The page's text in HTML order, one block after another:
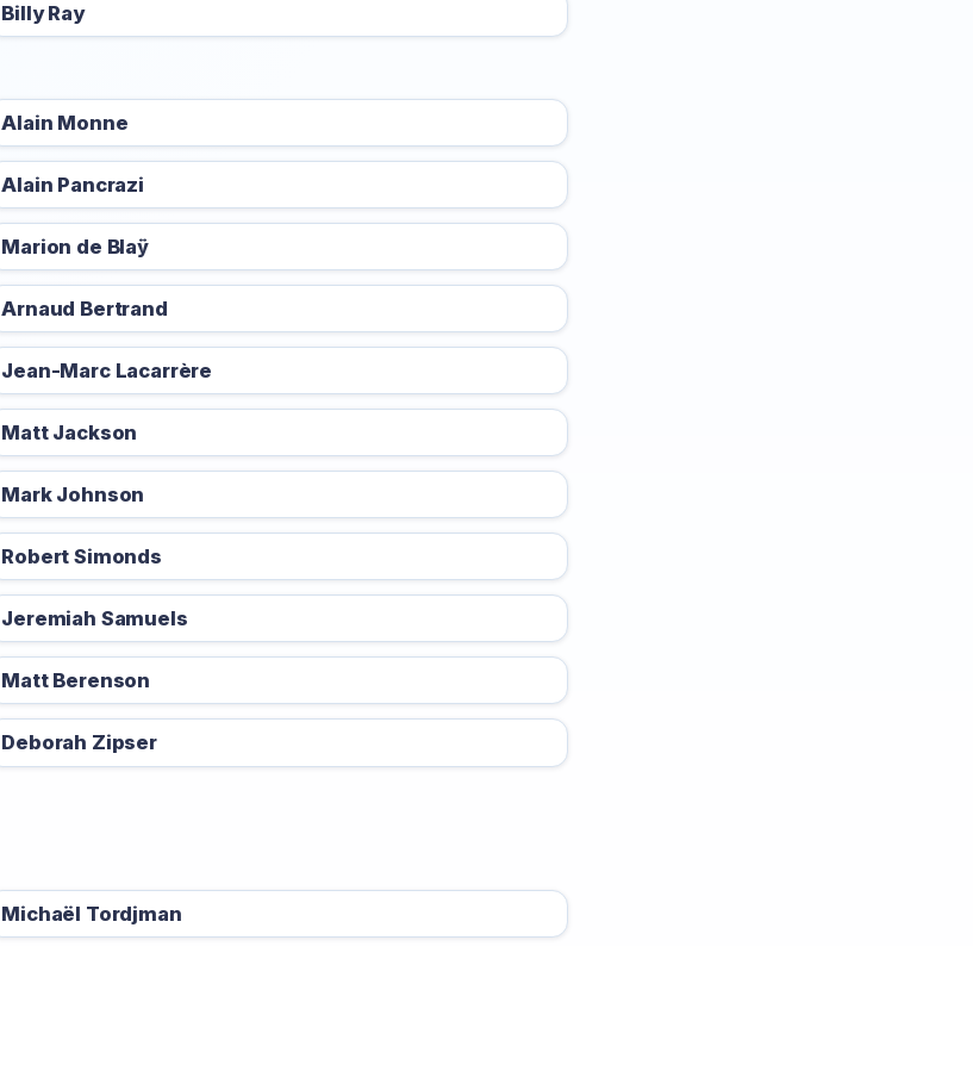
Billy Ray
Alain Monne
Alain Pancrazi
Marion de Blaÿ
Arnaud Bertrand
Jean-Marc Lacarrère
Matt Jackson
Mark Johnson
Robert Simonds
Jeremiah Samuels
Matt Berenson
Deborah Zipser
Michaël Tordjman